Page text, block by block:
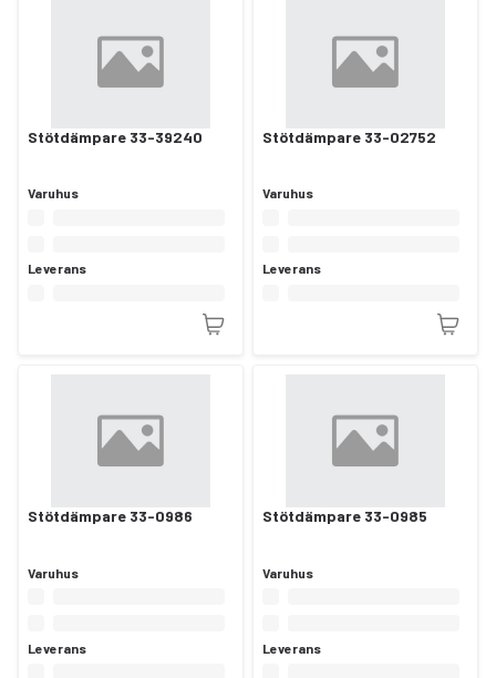
Stötdämpare 33-39240
Varuhus
Leverans
Stötdämpare 33-02752
Varuhus
Leverans
Stötdämpare 33-0986
Varuhus
Leverans
Stötdämpare 33-0985
Varuhus
Leverans